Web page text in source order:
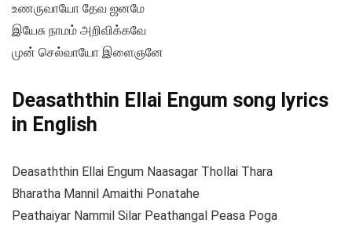
உணருவாயோ தேவ ஜனமே
இயேசு நாமம் அறிவிக்கவே
முன் செல்வாயோ இளைஞனே
Deasaththin Ellai Engum song lyrics
in English
Deasaththin Ellai Engum Naasagar Thollai Thara
Bharatha Mannil Amaithi Ponatahe
Peathaiyar Nammil Silar Peathangal Peasa Poga